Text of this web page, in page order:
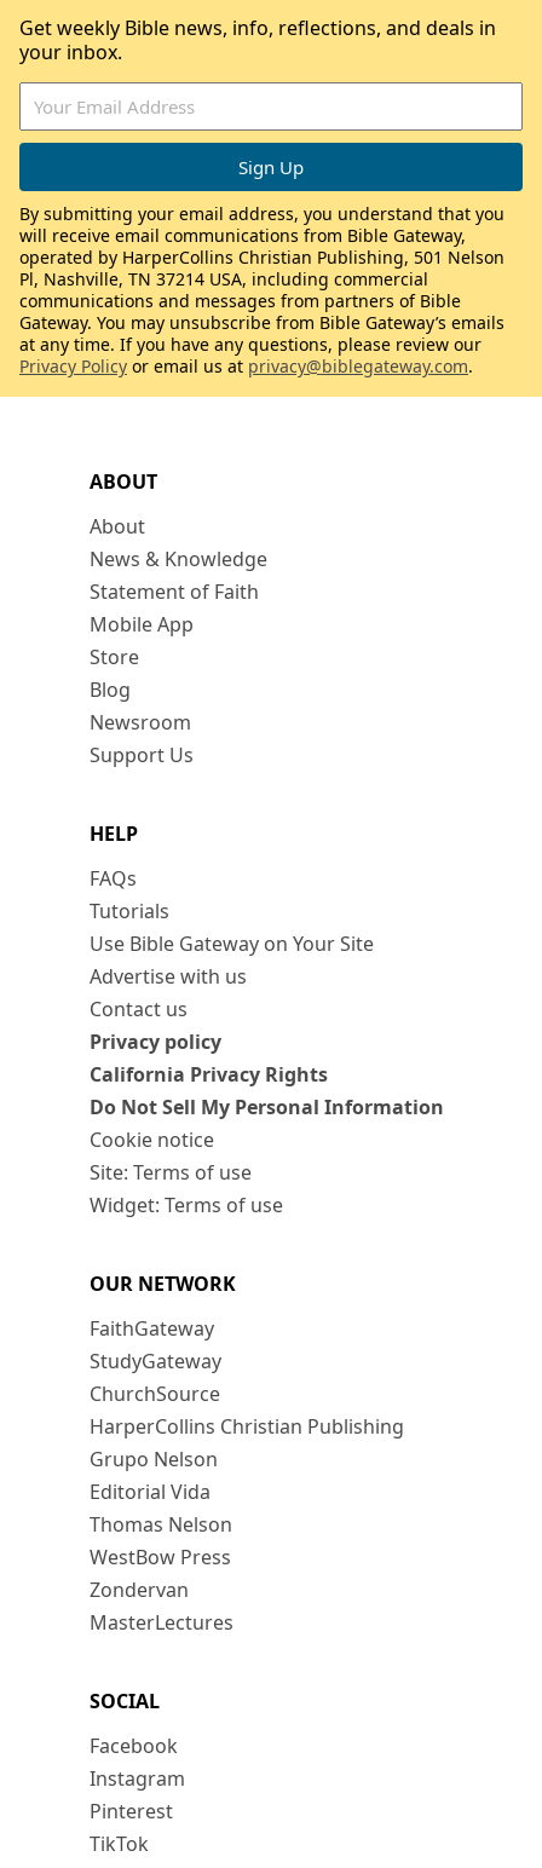
ABOUT
About
News & Knowledge
Statement of Faith
Mobile App
Store
Blog
Newsroom
Support Us
HELP
FAQs
Tutorials
Use Bible Gateway on Your Site
Advertise with us
Contact us
Privacy policy
California Privacy Rights
Do Not Sell My Personal Information
Cookie notice
Site: Terms of use
Widget: Terms of use
OUR NETWORK
FaithGateway
StudyGateway
ChurchSource
HarperCollins Christian Publishing
Grupo Nelson
Editorial Vida
Thomas Nelson
WestBow Press
Zondervan
MasterLectures
SOCIAL
Facebook
Instagram
Pinterest
TikTok
Get weekly Bible news, info, reflections, and deals in
your inbox.
By submitting your email address, you understand that you
will receive email communications from Bible Gateway,
operated by HarperCollins Christian Publishing, 501 Nelson
Pl, Nashville, TN 37214 USA, including commercial
communications and messages from partners of Bible
Gateway. You may unsubscribe from Bible Gateway’s emails
at any time. If you have any questions, please review our
Privacy Policy or email us at privacy@biblegateway.com.